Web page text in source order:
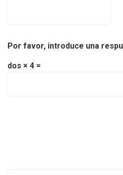
Por favor, introduce una
dos × 4 =